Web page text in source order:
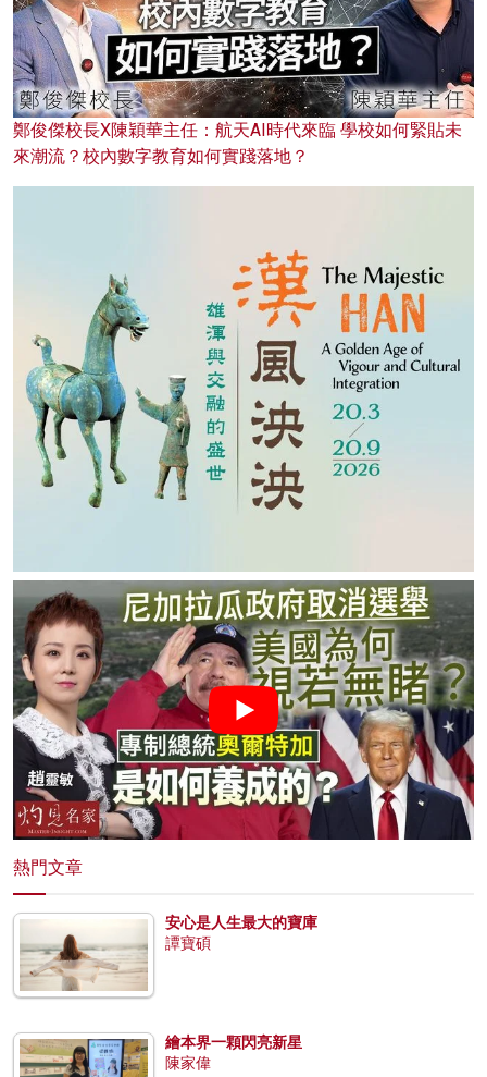
鄭俊傑校長X陳穎華主任：航天AI時代來臨 學校如何緊貼未
來潮流？校內數字教育如何實踐落地？
熱門文章
安心是人生最大的寶庫
譚寶碩
繪本界一顆閃亮新星
陳家偉